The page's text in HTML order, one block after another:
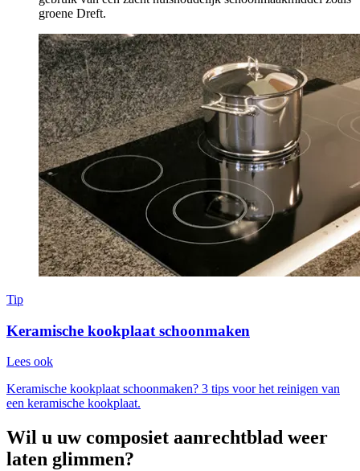
groene Dreft.
Tip
Keramische kookplaat schoonmaken
Lees ook
Keramische kookplaat schoonmaken? 3 tips voor het reinigen van
een keramische kookplaat.
Wil u uw composiet aanrechtblad weer
laten glimmen?